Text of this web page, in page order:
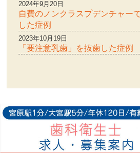
2024年9月20日
自費のノンクラスプデンチャー
した症例
2023年10月19日
「要注意乳歯」を抜歯した症例